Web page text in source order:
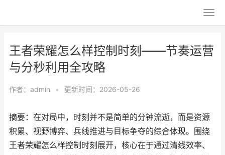
王者荣耀怎么样控制时刻——节奏运营
与分秒利用全攻略
作者： admin • 更新时间：2026-05-26
摘要：在对局中，时刻并不是简单的分钟流逝，而是资源
积累、视野博弈、兵线推进与目标争夺的综合体现。围绕
王者荣耀怎么样控制时刻展开，核心在于通过清线效率、